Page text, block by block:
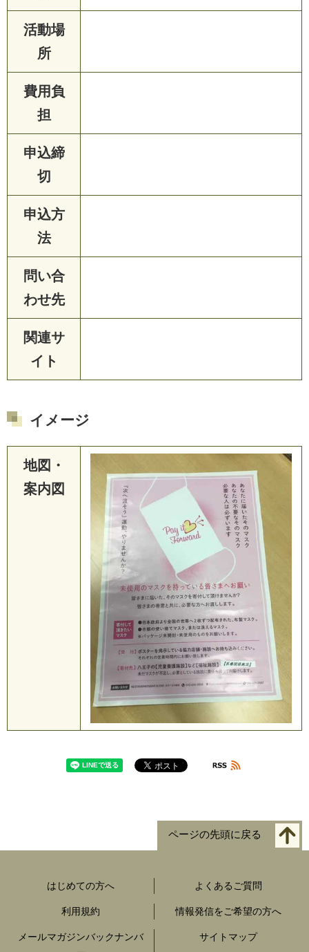
活動場
所
費用負
担
申込締
切
申込方
法
問い合
わせ先
関連サ
イト
イメージ
地図・
案内図
ページの先頭に戻る
はじめての方へ よくあるご質問
利用規約 情報発信をご希望の方へ
メールマガジンバックナンバ
サイトマップ